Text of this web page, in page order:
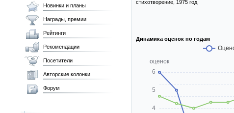
стихотворение, 1975 год
Динамика оценок по годам
Новинки и планы
Награды, премии
Рейтинги
Рекомендации
Посетители
Авторские колонки
Форум